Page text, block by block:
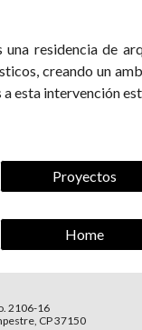
una residencia de
creando un
esta intervención
Proyectos
Home
2106-16
CP 37150